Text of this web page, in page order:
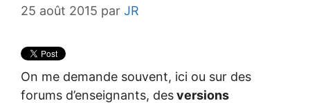
25 août 2015 par JR
On me demande souvent, ici ou sur des
forums d’enseignants, desversions